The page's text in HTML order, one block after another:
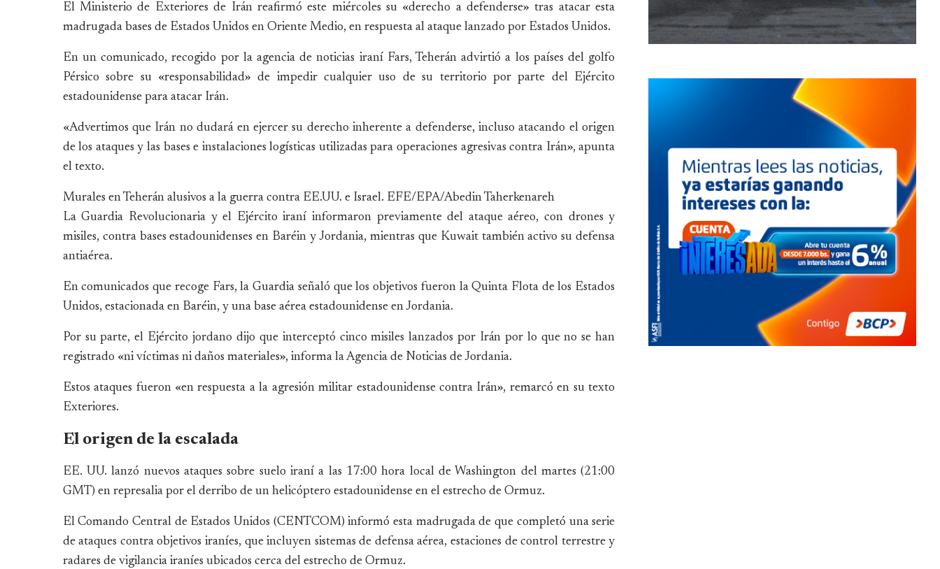
El Ministerio de Exteriores de Irán reafirmó este miércoles su «derecho a defenderse» tras atacar esta
madrugada bases de Estados Unidos en Oriente Medio, en respuesta al ataque lanzado por Estados Unidos.
En un comunicado, recogido por la agencia de noticias iraní Fars, Teherán advirtió a los países del golfo
Pérsico sobre su «responsabilidad» de impedir cualquier uso de su territorio por parte del Ejército
estadounidense para atacar Irán.
«Advertimos que Irán no dudará en ejercer su derecho inherente a defenderse, incluso atacando el origen
de los ataques y las bases e instalaciones logísticas utilizadas para operaciones agresivas contra Irán», apunta
el texto.
Murales en Teherán alusivos a la guerra contra EE.UU. e Israel. EFE/EPA/Abedin Taherkenareh
La Guardia Revolucionaria y el Ejército iraní informaron previamente del ataque aéreo, con drones y
misiles, contra bases estadounidenses en Baréin y Jordania, mientras que Kuwait también activo su defensa
antiaérea.
En comunicados que recoge Fars, la Guardia señaló que los objetivos fueron la Quinta Flota de los Estados
Unidos, estacionada en Baréin, y una base aérea estadounidense en Jordania.
Por su parte, el Ejército jordano dijo que interceptó cinco misiles lanzados por Irán por lo que no se han
registrado «ni víctimas ni daños materiales», informa la Agencia de Noticias de Jordania.
Estos ataques fueron «en respuesta a la agresión militar estadounidense contra Irán», remarcó en su texto
Exteriores.
El origen de la escalada
EE. UU. lanzó nuevos ataques sobre suelo iraní a las 17:00 hora local de Washington del martes (21:00
GMT) en represalia por el derribo de un helicóptero estadounidense en el estrecho de Ormuz.
El Comando Central de Estados Unidos (CENTCOM) informó esta madrugada de que completó una serie
de ataques contra objetivos iraníes, que incluyen sistemas de defensa aérea, estaciones de control terrestre y
radares de vigilancia iraníes ubicados cerca del estrecho de Ormuz.